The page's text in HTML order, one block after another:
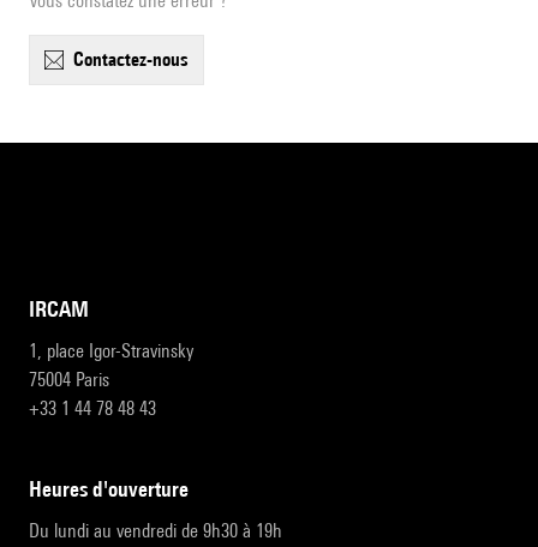
contactez-nous
IRCAM
1, place Igor-Stravinsky
75004 Paris
+33 1 44 78 48 43
heures d'ouverture
Du lundi au vendredi de 9h30 à 19h